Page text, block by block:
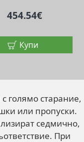
454.54€
Купи
голямо старание,
или пропуски.
седмично,
При